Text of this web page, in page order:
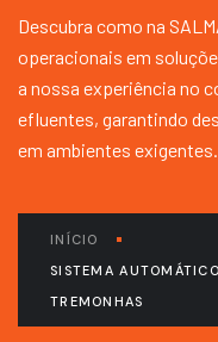
Descubra como na
operacionais em
a nossa experiência no
efluentes, garantindo
em ambientes exigentes.
INÍCIO
SISTEMA
TREMONHAS